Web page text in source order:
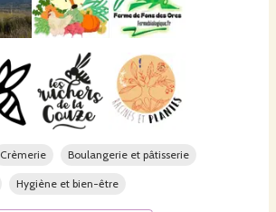
Crèmerie Boulangerie et pâtisserie
Hygiène et bien-être